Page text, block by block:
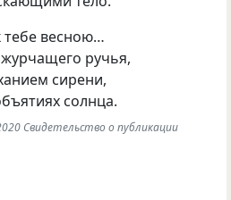
весною…
ручья,
сирени,
солнца.
Свидетельство о публикации